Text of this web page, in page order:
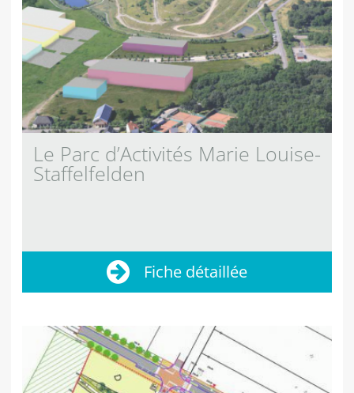
Le Parc d’Activités Marie Louise-
Staffelfelden
Fiche détaillée